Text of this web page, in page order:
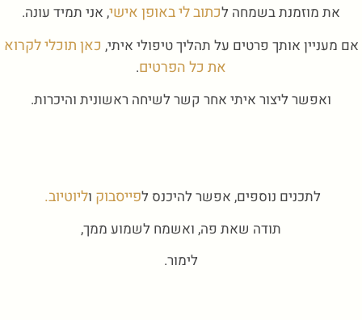
את מוזמנת בשמחה לכתוב לי באופן אישי, אני תמיד עונה.
אם מעניין אותך פרטים על תהליך טיפולי איתי, כאן תוכלי לקרוא
את כל הפרטים.
ואפשר ליצור איתי אחר קשר לשיחה ראשונית והיכרות.
לתכנים נוספים, אפשר להיכנס לפייסבוק וליוטיוב.
תודה שאת פה, ואשמח לשמוע ממך,
לימור.